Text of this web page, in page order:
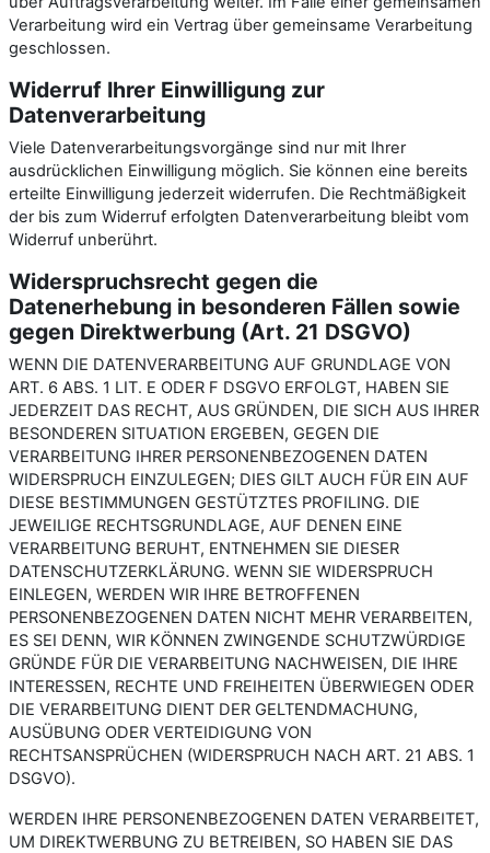
Verarbeitung wird ein Vertrag über gemeinsame Verarbeitung
geschlossen.
Widerruf Ihrer Einwilligung zur
Datenverarbeitung
Viele Datenverarbeitungsvorgänge sind nur mit Ihrer
ausdrücklichen Einwilligung möglich. Sie können eine bereits
erteilte Einwilligung jederzeit widerrufen. Die Rechtmäßigkeit
der bis zum Widerruf erfolgten Datenverarbeitung bleibt vom
Widerruf unberührt.
Widerspruchsrecht gegen die
Datenerhebung in besonderen Fällen sowie
gegen Direktwerbung (Art. 21 DSGVO)
WENN DIE DATENVERARBEITUNG AUF GRUNDLAGE VON
ART. 6 ABS. 1 LIT. E ODER F DSGVO ERFOLGT, HABEN SIE
JEDERZEIT DAS RECHT, AUS GRÜNDEN, DIE SICH AUS IHRER
BESONDEREN SITUATION ERGEBEN, GEGEN DIE
VERARBEITUNG IHRER PERSONENBEZOGENEN DATEN
WIDERSPRUCH EINZULEGEN; DIES GILT AUCH FÜR EIN AUF
DIESE BESTIMMUNGEN GESTÜTZTES PROFILING. DIE
JEWEILIGE RECHTSGRUNDLAGE, AUF DENEN EINE
VERARBEITUNG BERUHT, ENTNEHMEN SIE DIESER
DATENSCHUTZERKLÄRUNG. WENN SIE WIDERSPRUCH
EINLEGEN, WERDEN WIR IHRE BETROFFENEN
PERSONENBEZOGENEN DATEN NICHT MEHR VERARBEITEN,
ES SEI DENN, WIR KÖNNEN ZWINGENDE SCHUTZWÜRDIGE
GRÜNDE FÜR DIE VERARBEITUNG NACHWEISEN, DIE IHRE
INTERESSEN, RECHTE UND FREIHEITEN ÜBERWIEGEN ODER
DIE VERARBEITUNG DIENT DER GELTENDMACHUNG,
AUSÜBUNG ODER VERTEIDIGUNG VON
RECHTSANSPRÜCHEN (WIDERSPRUCH NACH ART. 21 ABS. 1
DSGVO).
WERDEN IHRE PERSONENBEZOGENEN DATEN VERARBEITET,
UM DIREKTWERBUNG ZU BETREIBEN, SO HABEN SIE DAS